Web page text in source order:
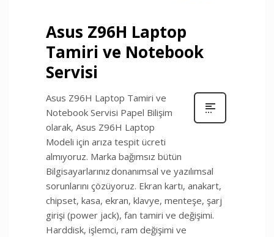
Asus Z96H Laptop
Tamiri ve Notebook
Servisi
Asus Z96H Laptop Tamiri ve
Notebook Servisi Papel Bilişim
olarak, Asus Z96H Laptop
Modeli için arıza tespit ücreti
almıyoruz. Marka bağımsız bütün
Bilgisayarlarınız donanımsal ve yazılımsal
sorunlarını çözüyoruz. Ekran kartı, anakart,
chipset, kasa, ekran, klavye, menteşe, şarj
girişi (power jack), fan tamiri ve değişimi.
Harddisk, işlemci, ram değişimi ve